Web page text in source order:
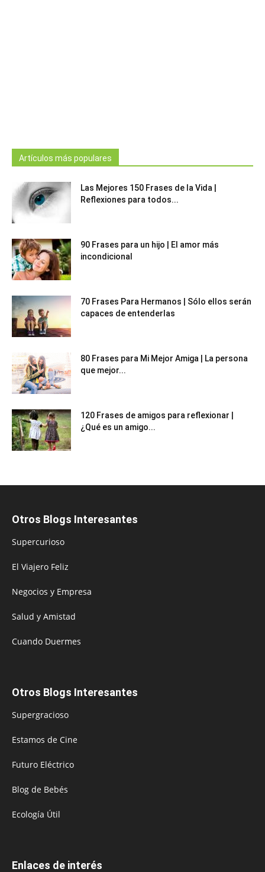
Artículos más populares
Las Mejores 150 Frases de la Vida |
Reflexiones para todos...
90 Frases para un hijo | El amor más
incondicional
70 Frases Para Hermanos | Sólo ellos serán
capaces de entenderlas
80 Frases para Mi Mejor Amiga | La persona
que mejor...
120 Frases de amigos para reflexionar |
¿Qué es un amigo...
Otros Blogs Interesantes
Supercurioso
El Viajero Feliz
Negocios y Empresa
Salud y Amistad
Cuando Duermes
Otros Blogs Interesantes
Supergracioso
Estamos de Cine
Futuro Eléctrico
Blog de Bebés
Ecología Útil
Enlaces de interés